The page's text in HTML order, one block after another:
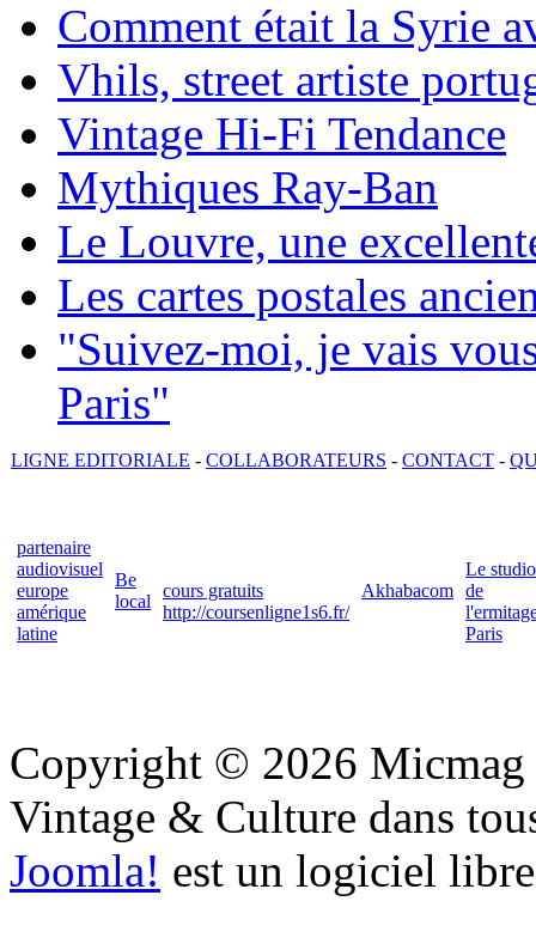
Comment était la Syrie
Vhils, street artiste
Vintage Hi-Fi Tendance
Mythiques Ray-Ban
Le Louvre, une
Les cartes postales
"Suivez-moi, je vais
Paris"
LIGNE EDITORIALE - COLLABORATEURS - CONTACT -
partenaire
audiovisuel
europe
amérique
latine
Be
local
cours gratuits
http://coursenligne1s6.fr/
Akhabacom
Le studio
de
Paris
Copyright © 2026 Micmag
Vintage & Culture dans
Joomla! est un logiciel